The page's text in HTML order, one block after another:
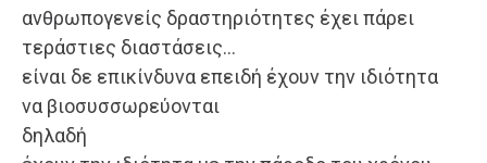
ανθρωπογενείς δραστηριότητες έχει πάρει
τεράστιες διαστάσεις…
είναι δε επικίνδυνα επειδή έχουν την ιδιότητα
να βιοσυσσωρεύονται
δηλαδή